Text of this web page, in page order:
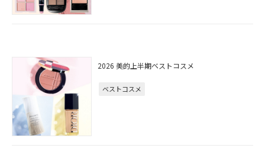
2026 美的上半期ベストコスメ
ベストコスメ